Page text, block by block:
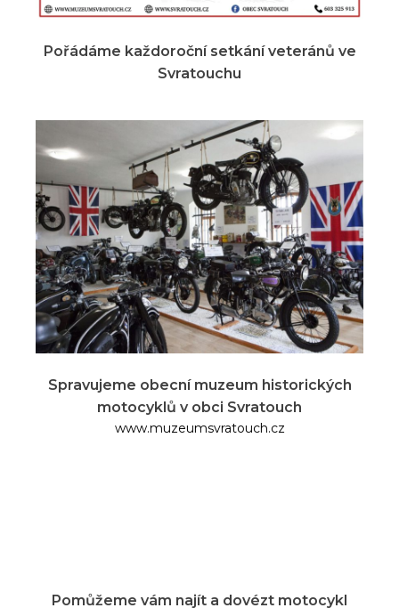
Pořádáme každoroční setkání veteránů ve
Svratouchu
Spravujeme obecní muzeum historických
motocyklů v obci Svratouch
www.muzeumsvratouch.cz
Pomůžeme vám najít a dovézt motocykl